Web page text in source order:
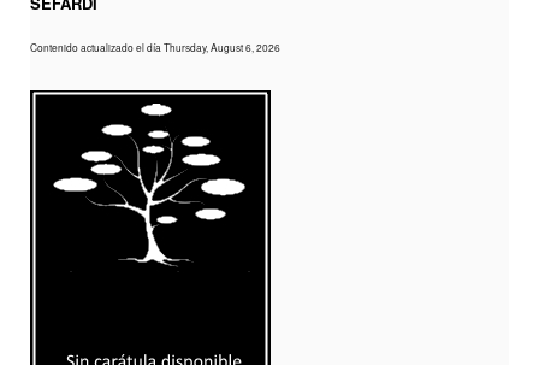
Contenido actualizado el día Thursday, August 6, 2026